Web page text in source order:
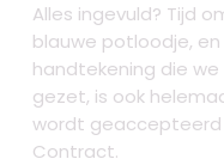
Alles ingevuld? Tijd
blauwe potloodje,
handtekening die
gezet, is ook
wordt geaccepteerd
Contract.